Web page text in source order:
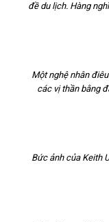
đề du lịch. Hàng
Một nghệ nhân
các vị thần bằng
Bức ảnh của Keith